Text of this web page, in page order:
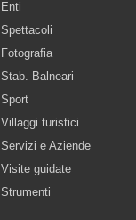
Enti
Spettacoli
Fotografia
Stab. Balneari
Sport
Villaggi turistici
Servizi e Aziende
Visite guidate
Strumenti